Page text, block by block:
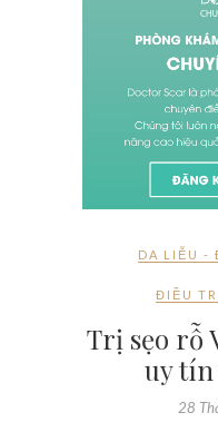
DA LIỄU -
ĐIỀU
Trị sẹo rỗ
uy tín
28